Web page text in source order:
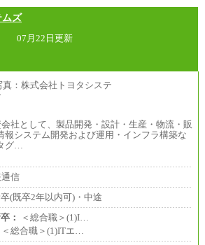
ムズ
07月22日更新
社として、製品開発・設計・生産・物流・販
報システム開発および運用・インフラ構築な
グ…
信
(既卒2年以内可)・中途
：
＜総合職＞(1)I…
＜総合職＞(1)ITエ…